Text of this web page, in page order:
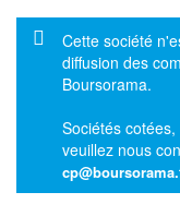
Message
Cette société
diffusion des
Boursorama.
Sociétés
veuillez nous